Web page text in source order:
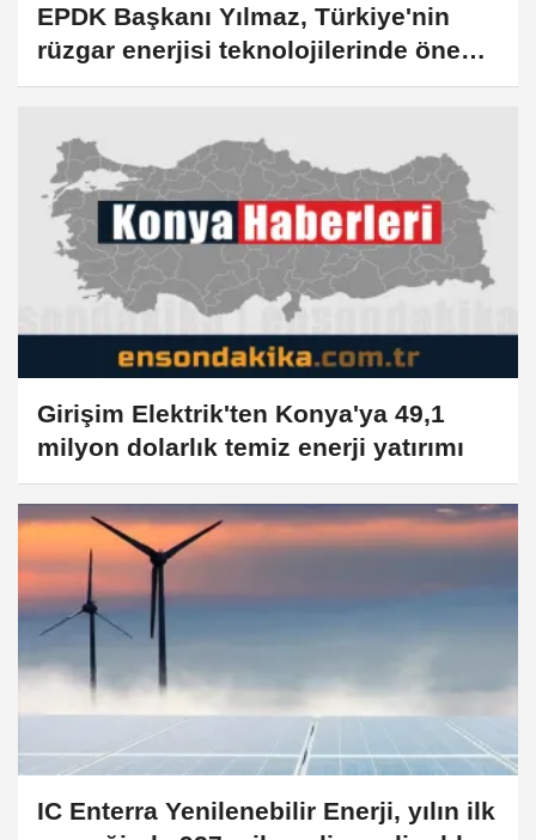
EPDK Başkanı Yılmaz, Türkiye'nin
rüzgar enerjisi teknolojilerinde önemli
ilerleme sağladığını söyledi:
Girişim Elektrik'ten Konya'ya 49,1
milyon dolarlık temiz enerji yatırımı
IC Enterra Yenilenebilir Enerji, yılın ilk